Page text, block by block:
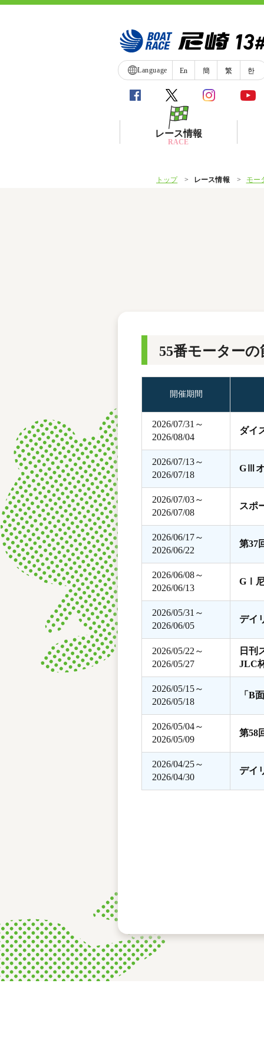
Language En 簡 繁 한
レース情報
RACE
ボートデータ
トップ レース情報 モー
55番モーターの
開催期間
2026/07/31～
2026/08/04
ダイ
2026/07/13～
2026/07/18
GⅢオ
2026/07/03～
2026/07/08
スポ
2026/06/17～
2026/06/22
第37
2026/06/08～
2026/06/13
GⅠ尼
2026/05/31～
2026/06/05
デイ
2026/05/22～
2026/05/27
日刊
JLC
2026/05/15～
2026/05/18
「B
2026/05/04～
2026/05/09
第58
2026/04/25～
2026/04/30
デイ